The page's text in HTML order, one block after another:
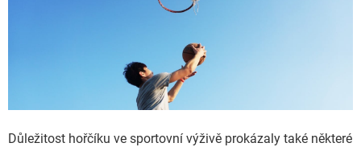
Důležitost hořčíku ve sportovní výživě prokázaly také některé